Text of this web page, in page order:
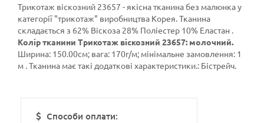
Трикотаж віскозний 23657 - якісна тканина без малюнка у
категорії "трикотаж" виробництва Корея. Тканина
складається з 62% Віскоза 28% Поліестер 10% Еластан .
Колір тканини Трикотаж віскозний 23657: молочний.
Ширина: 150.00см; вага: 170г/м; мінімальне замовлення: 1
м . Тканина має такі додаткові характеристики.: Бістрейч.
Способи оплати: